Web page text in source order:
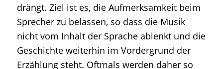
drängt. Ziel ist es, die Aufmerksamkeit beim
Sprecher zu belassen, so dass die Musik
nicht vom Inhalt der Sprache ablenkt und die
Geschichte weiterhin im Vordergrund der
Erzählung steht. Oftmals werden daher so